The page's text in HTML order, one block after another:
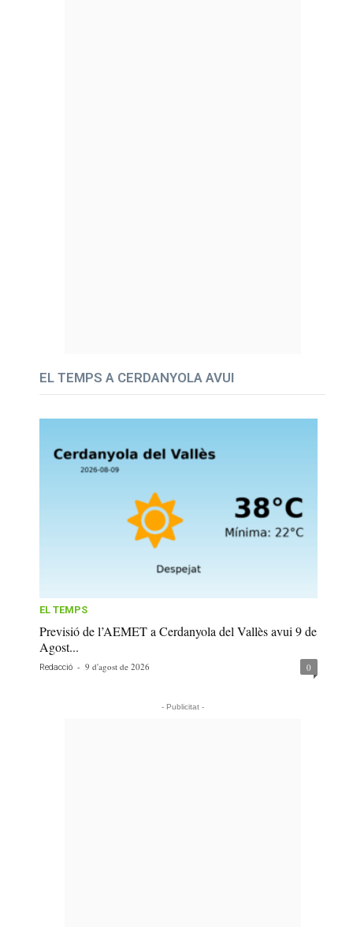
EL TEMPS A CERDANYOLA AVUI
EL TEMPS
Previsió de l’AEMET a Cerdanyola del Vallès avui 9 de
Agost...
Redacció - 9 d'agost de 2026 0
- Publicitat -